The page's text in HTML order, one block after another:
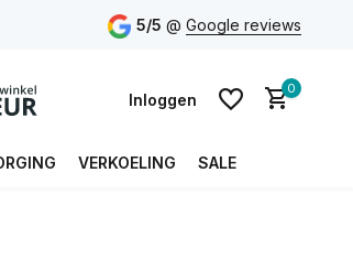
5/5 @ Google reviews
Inloggen
0
VERKOELING SALE